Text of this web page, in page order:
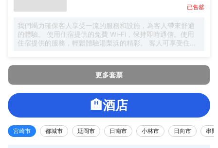
浴設施的私人浴室提供免費洗浴用品和吹風機。便利設施包
括保險箱和書桌；而且每天提供客房服務。
已售罄
我們竭力確保客人享受一流的服務和設施，為客人帶來舒適
的體驗。 使用住宿提供的免費 Wi-Fi，保持即時通信。使用
住宿提供的服務，輕鬆體驗湯梨浜的精彩。 客人可享受住宿
保您住得舒心，部分客房提供空調或寢具用品，以提升您的
住宿體驗。許多客房均配有室內視頻流媒體、每日報紙或電
視，供客人娛樂和享受。 在部分客房中，住宿為客人提供了
沖泡咖啡或茶的器具。使用部分客房衞生間提供的浴袍、毛
巾或吹風機，保持您的清潔和舒適。 望湖樓為您提供住宿內
使用 24 小時提供零食和飲料的自動售貨機。盡情享受望湖樓
的眾多活動。 您可以前往水療設施放鬆身心，獲得舒緩的體
更多套票
🏨酒店
宮崎市 都城市 延岡市 日南市 小林市 日向市 串